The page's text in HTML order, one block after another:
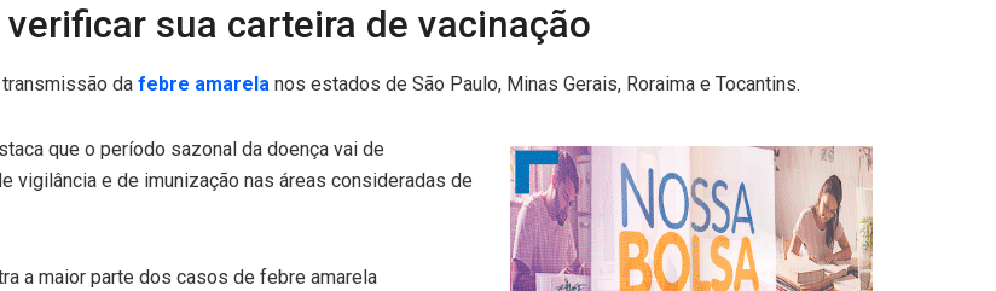
sua carteira de vacinação
da febre amarela nos estados de São Paulo, Minas Gerais, Roraima e Tocantins.
que o período sazonal da doença vai de
vigilância e de imunização nas áreas consideradas de
a maior parte dos casos de febre amarela